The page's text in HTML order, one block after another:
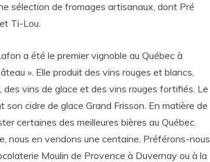
sélection de fromages artisanaux, dont Pré
Ti-Lou.
a été le premier vignoble au Québec à
». Elle produit des vins rouges et blancs,
vins de glace et des vins rouges fortifiés. Le
cidre de glace Grand Frisson. En matière de
certaines des meilleures bières au Québec.
nous en vendons une centaine. Préférons-nous
Moulin de Provence à Duvernay ou à la